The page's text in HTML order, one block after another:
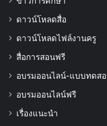
ดาวน์โหลดสื่อ
ดาวน์โหลดไฟล์งานครู
สื่อการสอนฟรี
อบรมออนไลน์-แบบทดส
อบรมออนไลน์ฟรี
เรื่องแนะนำ